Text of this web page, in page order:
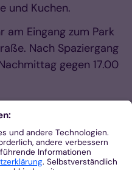
und Kuchen.
am Eingang zum Park
Nach Spaziergang
gegen 17.00
dem individuellen
bei Marita Delheid,
in der